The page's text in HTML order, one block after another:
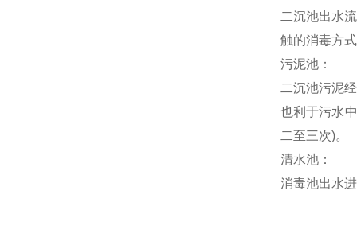
二沉池出水
触的消毒方
污泥池：
二沉池污泥
也利于污水
二至三次)。
清水池：
消毒池出水